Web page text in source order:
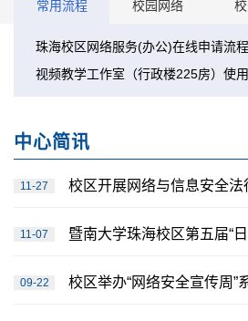
常用流程 校园网络
珠海校区网络服务(办公)在线申请流程
视频教学工作室（行政楼225房）使
中心简讯
11-27 校区开展网络与信息安全法
11-07 暨南大学珠海校区第五届“日月盾
09-22 校区举办“网络安全宣传周”